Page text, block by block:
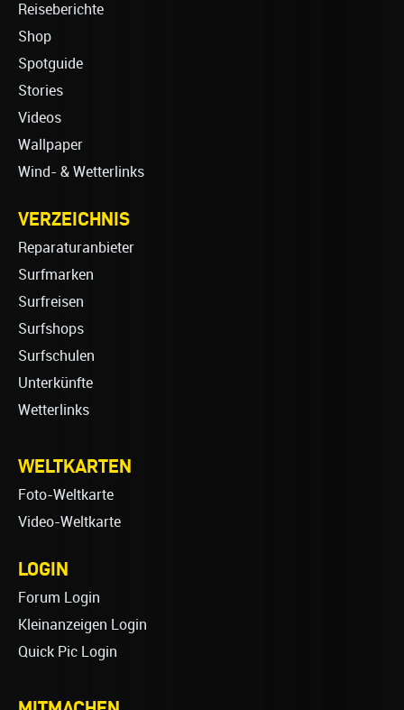
Reiseberichte
Shop
Spotguide
Stories
Videos
Wallpaper
Wind- & Wetterlinks
VERZEICHNIS
Reparaturanbieter
Surfmarken
Surfreisen
Surfshops
Surfschulen
Unterkünfte
Wetterlinks
WELTKARTEN
Foto-Weltkarte
Video-Weltkarte
LOGIN
Forum Login
Kleinanzeigen Login
Quick Pic Login